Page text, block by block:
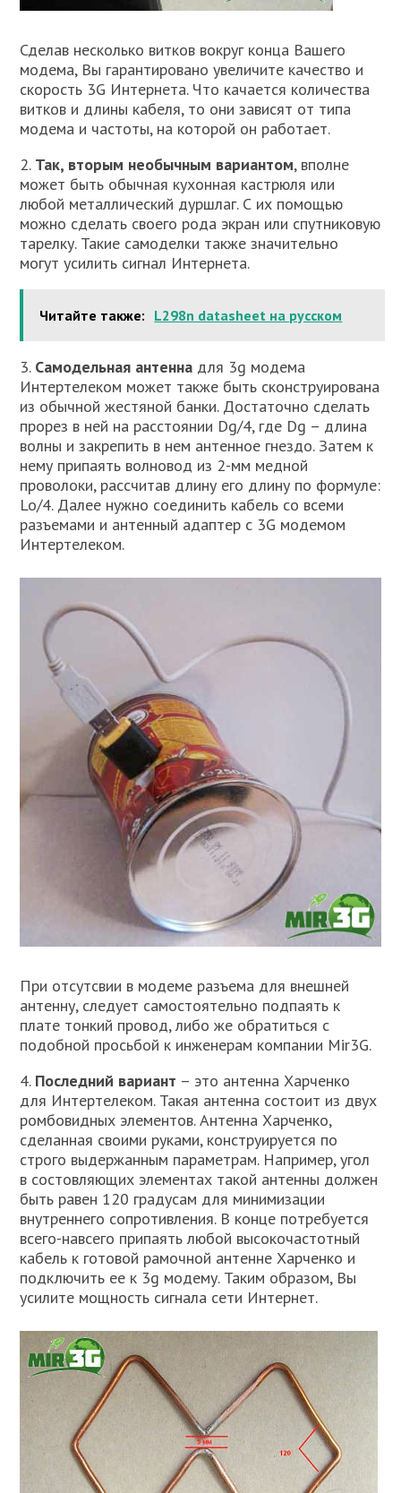
Сделав несколько витков вокруг конца Вашего
модема, Вы гарантировано увеличите качество и
скорость 3G Интернета. Что качается количества
витков и длины кабеля, то они зависят от типа
модема и частоты, на которой он работает.
2. Так, вторым необычным вариантом, вполне
может быть обычная кухонная кастрюля или
любой металлический дуршлаг. С их помощью
можно сделать своего рода экран или спутниковую
тарелку. Такие самоделки также значительно
могут усилить сигнал Интернета.
Читайте также: L298n datasheet на русском
3. Самодельная антенна для 3g модема
Интертелеком может также быть сконструирована
из обычной жестяной банки. Достаточно сделать
прорез в ней на расстоянии Dg/4, где Dg – длина
волны и закрепить в нем антенное гнездо. Затем к
нему припаять волновод из 2-мм медной
проволоки, рассчитав длину его длину по формуле:
Lo/4. Далее нужно соединить кабель со всеми
разъемами и антенный адаптер с 3G модемом
Интертелеком.
При отсутсвии в модеме разъема для внешней
антенну, следует самостоятельно подпаять к
плате тонкий провод, либо же обратиться с
подобной просьбой к инженерам компании Mir3G.
4. Последний вариант – это антенна Харченко
для Интертелеком. Такая антенна состоит из двух
ромбовидных элементов. Антенна Харченко,
сделанная своими руками, конструируется по
строго выдержанным параметрам. Например, угол
в состовляющих элементах такой антенны должен
быть равен 120 градусам для минимизации
внутреннего сопротивления. В конце потребуется
всего-навсего припаять любой высокочастотный
кабель к готовой рамочной антенне Харченко и
подключить ее к 3g модему. Таким образом, Вы
усилите мощность сигнала сети Интернет.